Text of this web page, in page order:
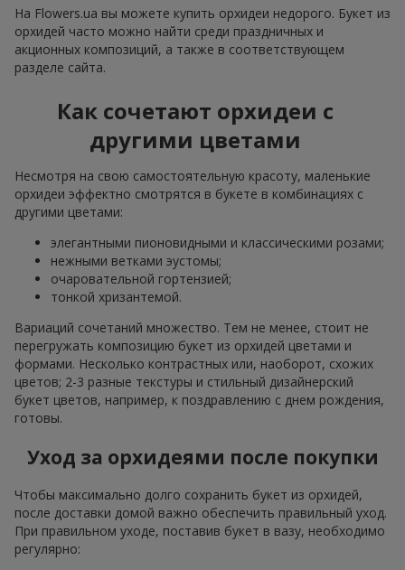
На Flowers.ua вы можете купить орхидеи недорого. Букет из
орхидей часто можно найти среди праздничных и
акционных композиций, а также в соответствующем
разделе сайта.
Как сочетают орхидеи с
другими цветами
Несмотря на свою самостоятельную красоту, маленькие
орхидеи эффектно смотрятся в букете в комбинациях с
другими цветами:
элегантными пионовидными и классическими розами;
нежными ветками эустомы;
очаровательной гортензией;
тонкой хризантемой.
Вариаций сочетаний множество. Тем не менее, стоит не
перегружать композицию букет из орхидей цветами и
формами. Несколько контрастных или, наоборот, схожих
цветов; 2-3 разные текстуры и стильный дизайнерский
букет цветов, например, к поздравлению с днем рождения,
готовы.
Уход за орхидеями после покупки
Чтобы максимально долго сохранить букет из орхидей,
после доставки домой важно обеспечить правильный уход.
При правильном уходе, поставив букет в вазу, необходимо
регулярно: